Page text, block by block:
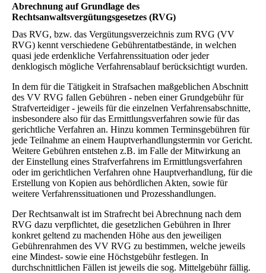
Abrechnung auf Grundlage des
Rechtsanwaltsvergütungsgesetzes (RVG)
Das RVG, bzw. das Vergütungsverzeichnis zum RVG (VV
RVG) kennt verschiedene Gebührentatbestände, in welchen
quasi jede erdenkliche Verfahrenssituation oder jeder
denklogisch mögliche Verfahrensablauf berücksichtigt wurden.
In dem für die Tätigkeit in Strafsachen maßgeblichen Abschnitt
des VV RVG fallen Gebühren - neben einer Grundgebühr für
Strafverteidiger - jeweils für die einzelnen Verfahrensabschnitte,
insbesondere also für das Ermittlungsverfahren sowie für das
gerichtliche Verfahren an. Hinzu kommen Terminsgebühren für
jede Teilnahme an einem Hauptverhandlungstermin vor Gericht.
Weitere Gebühren entstehen z.B. im Falle der Mitwirkung an
der Einstellung eines Strafverfahrens im Ermittlungsverfahren
oder im gerichtlichen Verfahren ohne Hauptverhandlung, für die
Erstellung von Kopien aus behördlichen Akten, sowie für
weitere Verfahrenssituationen und Prozesshandlungen.
Der Rechtsanwalt ist im Strafrecht bei Abrechnung nach dem
RVG dazu verpflichtet, die gesetzlichen Gebühren in Ihrer
konkret geltend zu machenden Höhe aus den jeweiligen
Gebührenrahmen des VV RVG zu bestimmen, welche jeweils
eine Mindest- sowie eine Höchstgebühr festlegen. In
durchschnittlichen Fällen ist jeweils die sog. Mittelgebühr fällig.